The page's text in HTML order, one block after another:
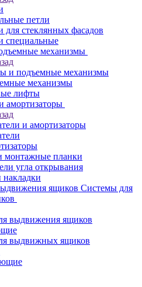
петли
для стеклянных фасадов
специальные
механизмы
и подъемные механизмы
механизмы
лифты
амортизаторы
и амортизаторы
монтажные планки
угла открывания
накладки
Системы для
выдвижения ящиков
выдвижных ящиков